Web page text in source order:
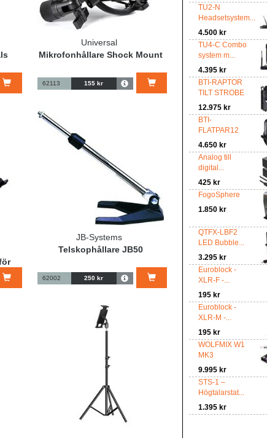
TU2-N
Headsetsystem...
4.500 kr
TU4-C Combo
system m...
4.395 kr
BTI-RAPTOR
TILT STROBE
12.975 kr
BTI-
FLATPAR12
4.650 kr
Analog till
digital...
425 kr
FogoSphere
1.850 kr
QTFX-LBF2
LED Bubble...
3.295 kr
Euroblock -
XLR-F -...
195 kr
Euroblock -
XLR-M -...
195 kr
WOLFMIX W1
MK3
9.995 kr
STS-1 –
Högtalarstat...
1.395 kr
Universal
Mikrofonhållare Shock Mount
62113 155 kr
JB-Systems
Telskophållare JB50
62002 250 kr